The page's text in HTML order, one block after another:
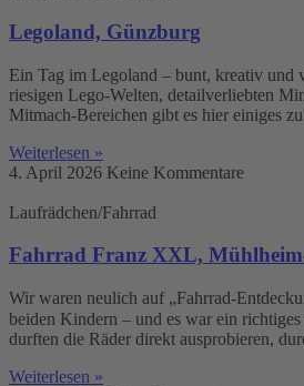
Legoland, Günzburg
Ein Tag im Legoland – bunt, kreativ und
riesigen Lego-Welten, detailverliebten
Mitmach-Bereichen gibt es hier einiges
Weiterlesen »
4. April 2026 Keine Kommentare
Laufrädchen/Fahrrad
Fahrrad Franz XXL,
Wir waren neulich auf „Fahrrad-
beiden Kindern – und es war ein
durften die Räder direkt ausprobieren,
Weiterlesen »